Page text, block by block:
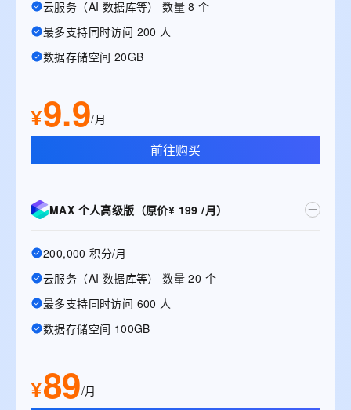
云服务（AI 数据库等） 数量 8 个
最多支持同时访问 200 人
数据存储空间 20GB
¥9.9/月
前往购买
MAX 个人高级版（原价¥ 199 /月）
200,000 积分/月
云服务（AI 数据库等） 数量 20 个
最多支持同时访问 600 人
数据存储空间 100GB
¥89/月